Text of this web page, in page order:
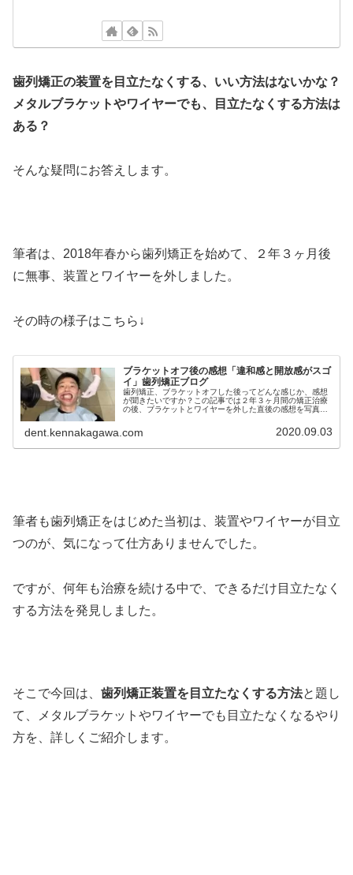
歯列矯正の装置を目立たなくする、いい方法はないかな？
メタルブラケットやワイヤーでも、目立たなくする方法は
ある？
そんな疑問にお答えします。
筆者は、2018年春から歯列矯正を始めて、２年３ヶ月後
に無事、装置とワイヤーを外しました。
その時の様子はこちら↓
ブラケットオフ後の感想「違和感と開放感がスゴ
イ」歯列矯正ブログ
歯列矯正、ブラケットオフした後ってどんな感じか、感想
が聞きたいですか？この記事では２年３ヶ月間の矯正治療
の後、ブラケットとワイヤーを外した直後の感想を写真や
dent.kennakagawa.com 2020.09.03
筆者も歯列矯正をはじめた当初は、装置やワイヤーが目立
つのが、気になって仕方ありませんでした。
ですが、何年も治療を続ける中で、できるだけ目立たなく
する方法を発見しました。
そこで今回は、 歯列矯正装置を目立たなくする方法と題し
て、メタルブラケットやワイヤーでも目立たなくなるやり
方を、詳しくご紹介します。